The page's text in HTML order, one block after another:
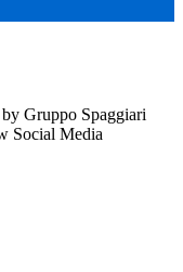
Gruppo Spaggiari
Social Media